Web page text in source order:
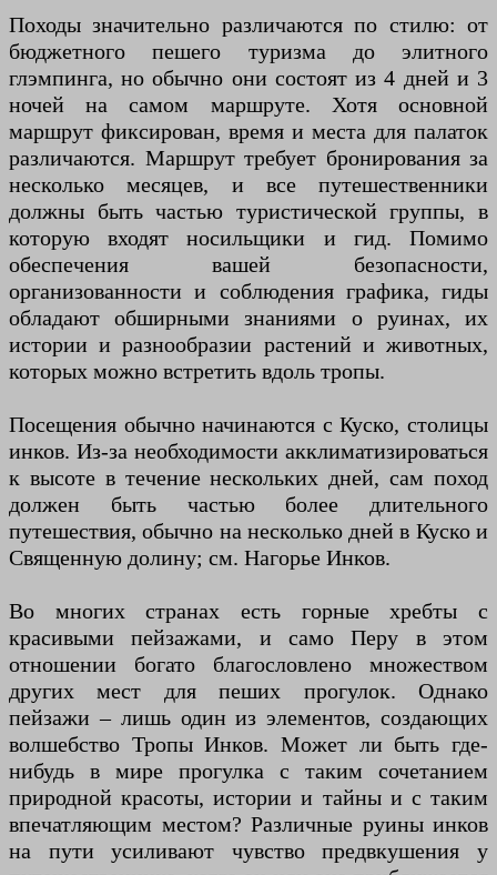
Походы значительно различаются по стилю: от
бюджетного пешего туризма до элитного
глэмпинга, но обычно они состоят из 4 дней и 3
ночей на самом маршруте. Хотя основной
маршрут фиксирован, время и места для палаток
различаются. Маршрут требует бронирования за
несколько месяцев, и все путешественники
должны быть частью туристической группы, в
которую входят носильщики и гид. Помимо
обеспечения вашей безопасности,
организованности и соблюдения графика, гиды
обладают обширными знаниями о руинах, их
истории и разнообразии растений и животных,
которых можно встретить вдоль тропы.
Посещения обычно начинаются с Куско, столицы
инков. Из-за необходимости акклиматизироваться
к высоте в течение нескольких дней, сам поход
должен быть частью более длительного
путешествия, обычно на несколько дней в Куско и
Священную долину; см. Нагорье Инков.
Во многих странах есть горные хребты с
красивыми пейзажами, и само Перу в этом
отношении богато благословлено множеством
других мест для пеших прогулок. Однако
пейзажи – лишь один из элементов, создающих
волшебство Тропы Инков. Может ли быть где-
нибудь в мире прогулка с таким сочетанием
природной красоты, истории и тайны и с таким
впечатляющим местом? Различные руины инков
на пути усиливают чувство предвкушения у